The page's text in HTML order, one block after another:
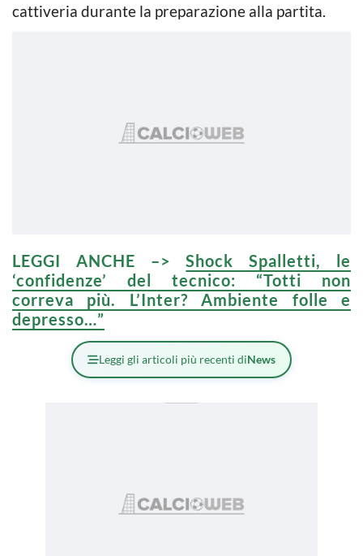
cattiveria durante la preparazione alla partita.
LEGGI ANCHE –>
Shock Spalletti, le
‘confidenze’ del tecnico: “Totti non
correva più. L’Inter? Ambiente folle e
depresso…”
Leggi gli articoli più recenti diNews